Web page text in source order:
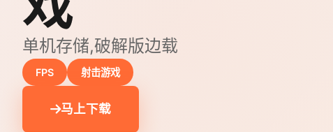
单机存储,破解版边载
FPS 射击游戏
马上下载